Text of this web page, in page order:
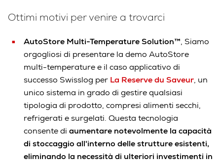
Ottimi motivi per venire a trovarci
AutoStore Multi-Temperature Solution™, Siamo
orgogliosi di presentare la demo AutoStore
multi-temperature e il caso applicativo di
successo Swisslog per La Reserve du Saveur, un
unico sistema in grado di gestire qualsiasi
tipologia di prodotto, compresi alimenti secchi,
refrigerati e surgelati. Questa tecnologia
consente di aumentare notevolmente la capacità
di stoccaggio all'interno delle strutture esistenti,
eliminando la necessità di ulteriori investimenti in